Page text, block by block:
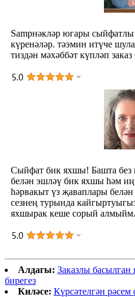
Samрнәкләр югары
күренәләр. тәэмин итүче
тиздән мәхәббәт күпләп заказ
Сыйфат бик яхшы! Башта без
белән эшләү бик яхшы һәм
һәрвакыт үз җаваплары
сезнең турында
яхшырак кеше сорый
Алдагы: Заказлы басылган
бирегез
Киләсе: Күрсәтелгән рәсем